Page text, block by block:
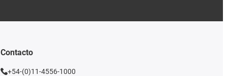
Contacto
+54-(0)11-4556-1000